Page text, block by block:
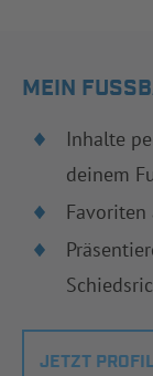
MEIN
Inhalte
deinem
JETZT